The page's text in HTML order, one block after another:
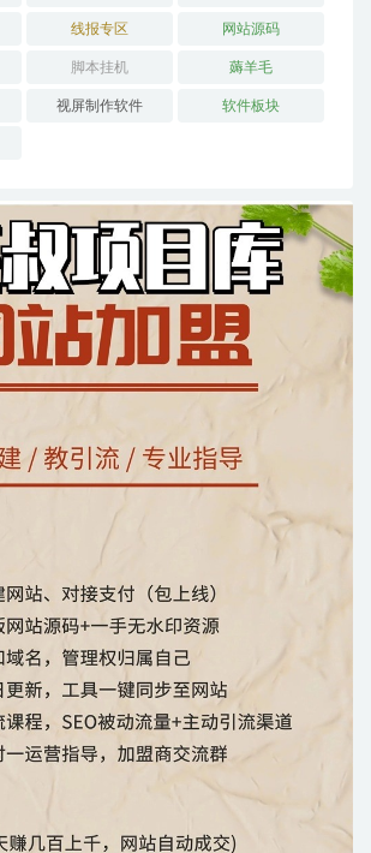
线报专区 网站源码
脚本挂机 薅羊毛
视屏制作软件 软件板块